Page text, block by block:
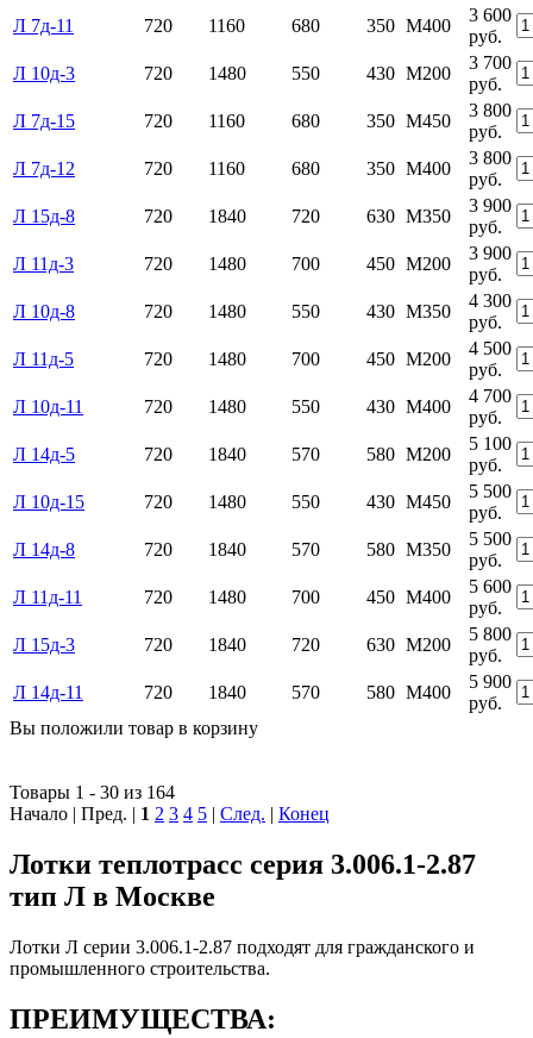
Л 7д-11
720 1160 680 350 М400
3 600
руб.
Л 10д-3
720 1480 550 430 М200
3 700
руб.
Л 7д-15
720 1160 680 350 М450
3 800
руб.
Л 7д-12
720 1160 680 350 М400
3 800
руб.
Л 15д-8
720 1840 720 630 М350
3 900
руб.
Л 11д-3
720 1480 700 450 М200
3 900
руб.
Л 10д-8
720 1480 550 430 М350
4 300
руб.
Л 11д-5
720 1480 700 450 М200
4 500
руб.
Л 10д-11
720 1480 550 430 М400
4 700
руб.
Л 14д-5
720 1840 570 580 М200
5 100
руб.
Л 10д-15
720 1480 550 430 М450
5 500
руб.
Л 14д-8
720 1840 570 580 М350
5 500
руб.
Л 11д-11
720 1480 700 450 М400
5 600
руб.
Л 15д-3
720 1840 720 630 М200
5 800
руб.
Л 14д-11
720 1840 570 580 М400
5 900
руб.
Вы положили товар в корзину
Товары 1 - 30 из 164
Начало | Пред. | 1 2 3 4 5 | След. | Конец
Лотки теплотрасс серия 3.006.1-2.87
тип Л в Москве
Лотки Л серии 3.006.1-2.87 подходят для гражданского и
промышленного строительства.
ПРЕИМУЩЕСТВА: